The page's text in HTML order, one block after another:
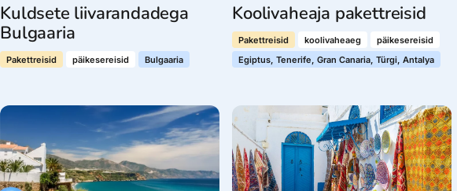
Kuldsete liivarandadega
Bulgaaria
Pakettreisid päikesereisid Bulgaaria
Koolivaheaja pakettreisid
Pakettreisid koolivaheaeg
päikesereisid
Egiptus, Tenerife, Gran Canaria, Türgi, Antalya